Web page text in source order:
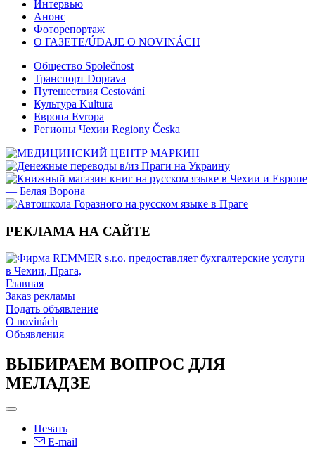
Интервью
Анонс
Фоторепортаж
О ГАЗЕТЕ/ÚDAJE O NOVINÁCH
Общество Společnost
Транспорт Doprava
Путешествия Cestování
Культура Kultura
Европа Evropa
Регионы Чехии Regiony Česka
РЕКЛАМА НА САЙТЕ
Главная
Заказ рекламы
Подать объявление
O novinách
Объявления
ВЫБИРАЕМ ВОПРОС ДЛЯ
МЕЛАДЗЕ
Печать
E-mail